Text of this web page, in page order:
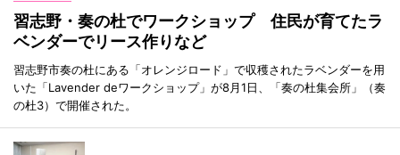
習志野・奏の杜でワークショップ 住民が育てたラ
ベンダーでリース作りなど
習志野市奏の杜にある「オレンジロード」で収穫されたラベンダーを用
いた「Lavender deワークショップ」が8月1日、「奏の杜集会所」（奏
の杜3）で開催された。